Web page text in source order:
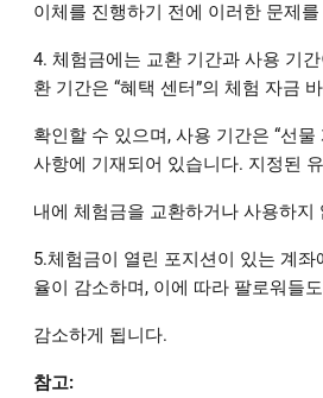
이체를 진행하기 전에 이러한 문제
4. 체험금에는 교환 기간과 사용 기
환 기간은 “혜택 센터”의 체험 자금
확인할 수 있으며, 사용 기간은 “선물
사항에 기재되어 있습니다. 지정된
내에 체험금을 교환하거나 사용하지
5.체험금이 열린 포지션이 있는 계좌
율이 감소하며, 이에 따라 팔로워들
감소하게 됩니다.
참고: